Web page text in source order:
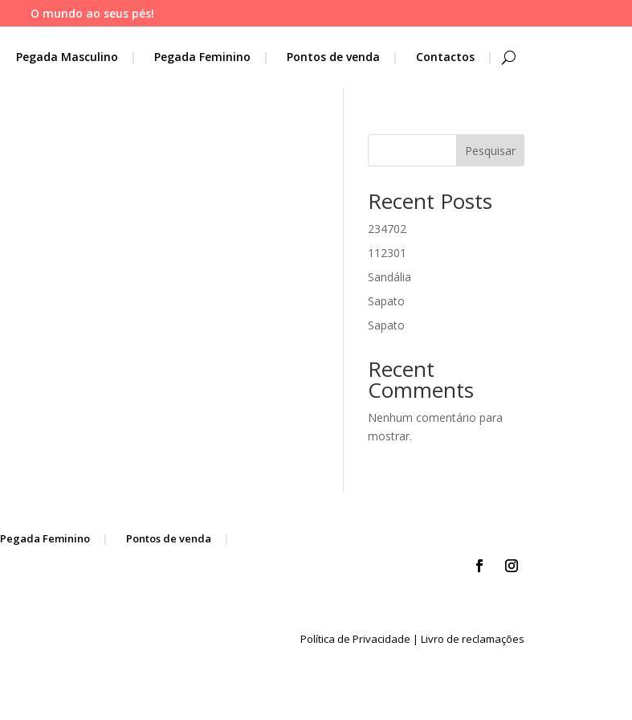
O mundo ao seus pés!
Pegada Masculino Pegada Feminino Pontos de venda Contactos
Pesquisar
Recent Posts
234702
112301
Sandália
Sapato
Sapato
Recent
Comments
Nenhum comentário para
mostrar.
Pegada Feminino Pontos de venda
Política de Privacidade | Livro de reclamações